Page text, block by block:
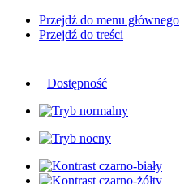
Przejdź do menu głównego
Przejdź do treści
Dostępność